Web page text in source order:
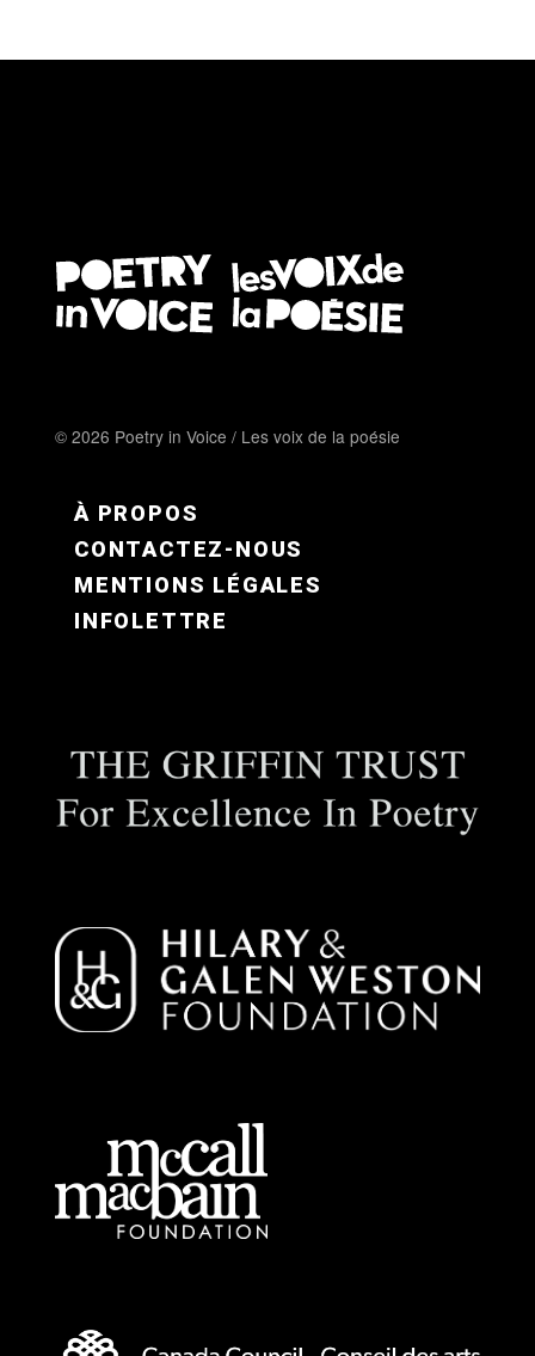
© 2026 Poetry in Voice / Les voix de la poésie
FOOTER MENU FR
À PROPOS
CONTACTEZ-NOUS
MENTIONS LÉGALES
INFOLETTRE